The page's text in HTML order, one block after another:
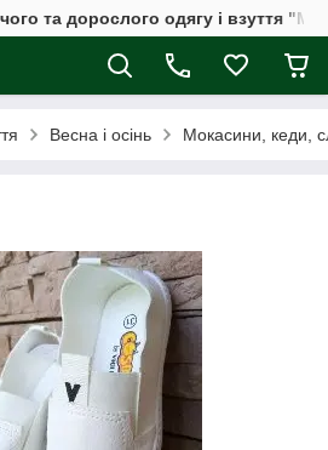
та дорослого одягу і взуття
Весна і осінь Мокасини, кеди,